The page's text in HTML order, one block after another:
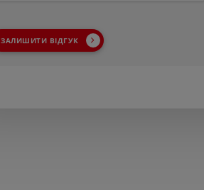
ЗАЛИШИТИ ВІДГУК